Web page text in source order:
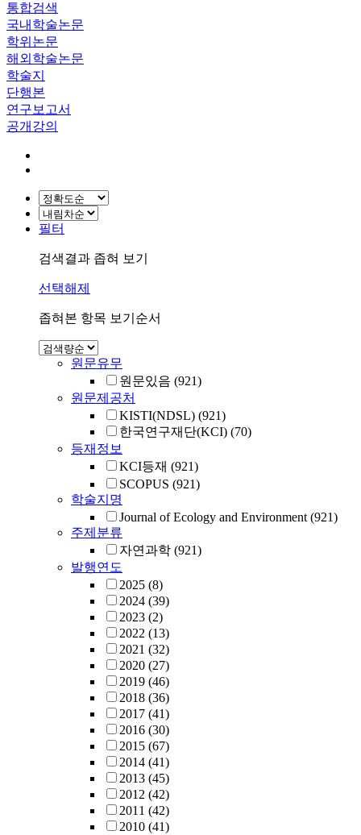
통합검색
국내학술논문
학위논문
해외학술논문
학술지
단행본
연구보고서
공개강의
필터
검색결과 좁혀 보기
선택해제
좁혀본 항목 보기순서
원문유무
원문있음 (921)
원문제공처
KISTI(NDSL) (921)
한국연구재단(KCI) (70)
등재정보
KCI등재 (921)
SCOPUS (921)
학술지명
Journal of Ecology and Environment (921)
주제분류
자연과학 (921)
발행연도
2025 (8)
2024 (39)
2023 (2)
2022 (13)
2021 (32)
2020 (27)
2019 (46)
2018 (36)
2017 (41)
2016 (30)
2015 (67)
2014 (41)
2013 (45)
2012 (42)
2011 (42)
2010 (41)